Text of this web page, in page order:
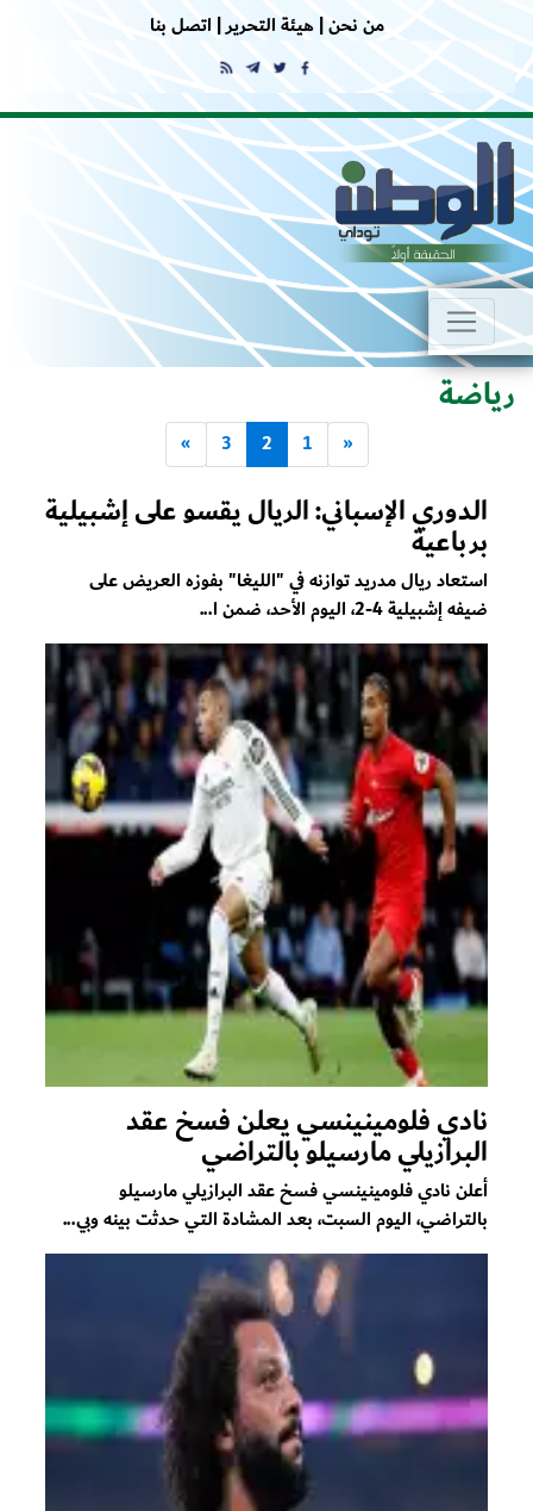
من نحن |هيئة التحرير | اتصل بنا
رياضة
«
1
2
3
»
الدوري الإسباني: الريال يقسو على إشبيلية
برباعية
استعاد ريال مدريد توازنه في "الليغا" بفوزه العريض على
ضيفه إشبيلية 4-2، اليوم الأحد، ضمن ا...
نادي فلومينينسي يعلن فسخ عقد
البرازيلي مارسيلو بالتراضي
أعلن نادي فلومينينسي فسخ عقد البرازيلي مارسيلو
بالتراضي، اليوم السبت، بعد المشادة التي حدثت بينه وبي...